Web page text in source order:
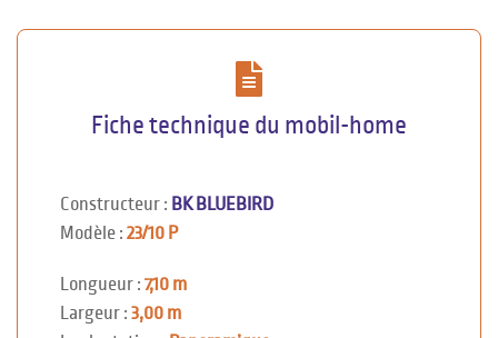
Fiche technique du mobil-home
Constructeur : BK BLUEBIRD
Modèle : 23/10 P
Longueur : 7,10 m
Largeur : 3,00 m